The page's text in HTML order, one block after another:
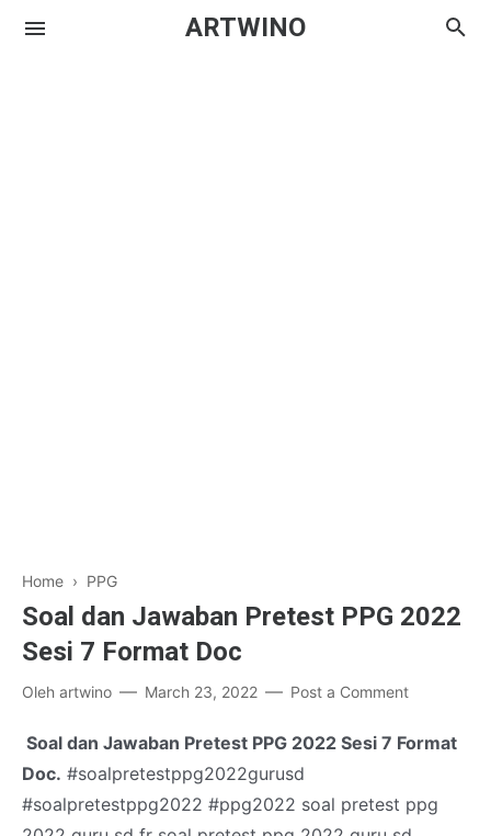
ARTWINO
Home › PPG
Soal dan Jawaban Pretest PPG 2022
Sesi 7 Format Doc
Oleh artwino March 23, 2022 Post a Comment
Soal dan Jawaban Pretest PPG 2022 Sesi 7 Format
Doc. #soalpretestppg2022gurusd
#soalpretestppg2022 #ppg2022 soal pretest ppg